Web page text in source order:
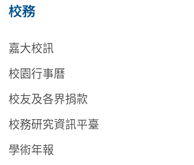
校務
嘉大校訊
校園行事曆
校友及各界捐款
校務研究資訊平臺
學術年報